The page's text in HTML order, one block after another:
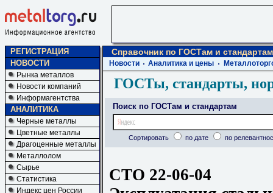
РЕГИСТРАЦИЯ
НОВОСТИ
Рынка металлов
Новости компаний
Информагентства
АНАЛИТИКА
Черные металлы
Цветные металлы
Драгоценные металлы
Металлолом
Сырье
Статистика
Индекс цен России
Справочник по ГОСТам и стандартам
Новости Аналитика и цены
ГОСТы, стандарты,
Поиск по ГОСТам и стандартам
Сортировать по дате по
СТО 22-06-04